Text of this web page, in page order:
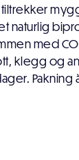
naturlig
med
klegg og
Pakning à